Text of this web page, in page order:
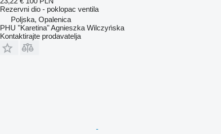
Rezervni dio - poklopac ventila
Poljska, Opalenica
PHU "Karetina" Agnieszka Wilczyńska
Kontaktirajte prodavatelja